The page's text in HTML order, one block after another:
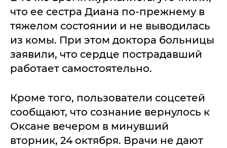
что ее сестра Диана по-прежнему в
тяжелом состоянии и не выводилась
из комы. При этом доктора больницы
заявили, что сердце пострадавший
работает самостоятельно.
Кроме того, пользователи соцсетей
сообщают, что сознание вернулось к
Оксане вечером в минувший
вторник, 24 октября. Врачи не дают